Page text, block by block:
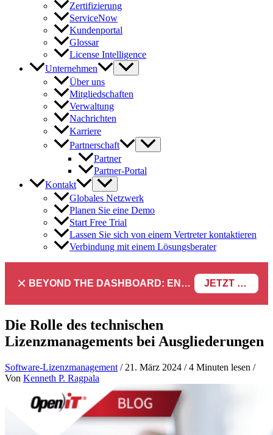
Zertifizierung
ServiceNow
Kundenportal
Glossar
License Intelligence
Unternehmen
Über uns
Mitgliedschaften
Verwaltung
Nachrichten
Karriere
Partnerschaft
Partner
Partner-Portal
Kontakt
Globales Netzwerk
Planen Sie eine Demo
Start Free Trial
Lassen Sie sich von einem Vertreter kontaktieren
Verbindung mit einem Lösungsberater
× BEYOND THE DASHBOARD: ENGINEERING SOFTWARE IN SERVICENOW WEBINAR JETZT REGISTRIEREN
Die Rolle des technischen
Lizenzmanagements bei Ausgliederungen
Software-Lizenzmanagement / 21. März 2024 /4 Minuten lesen /
Von Kenneth P. Ragpala